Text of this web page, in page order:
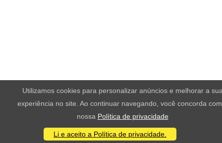
Utilizamos cookies para personalizar anúncios e melhorar a
experiência no site. Ao continuar navegando, você concorda
nossa Política de privacidade
Li e aceito a Política de privacidade.